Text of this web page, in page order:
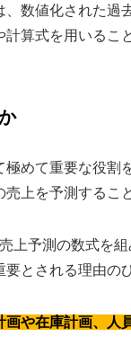
数値化された
算式を用いる
めて重要な役
上を予測するこ
上予測の数式を
とされる理由の
や在庫計画、人